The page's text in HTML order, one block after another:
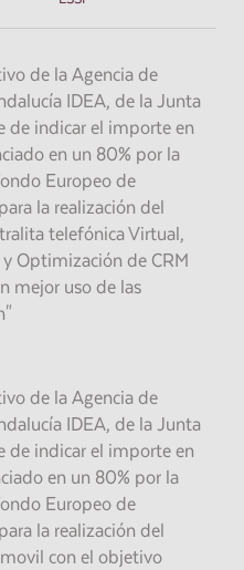
de la Agencia de
IDEA, de la Junta
de indicar el importe en
en un 80% por la
Europeo de
la realización del
telefónica Virtual,
Optimización de CRM
mejor uso de las
de la Agencia de
IDEA, de la Junta
de indicar el importe en
en un 80% por la
Europeo de
la realización del
con el objetivo